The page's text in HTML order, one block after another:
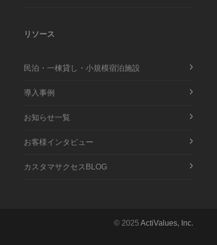
リソース
民泊・一棟貸し・小規模宿泊施設
導入事例
お知らせ一覧
お客様インタビュー
カスタマサクセスBLOG
© 2025 ActiValues, Inc.